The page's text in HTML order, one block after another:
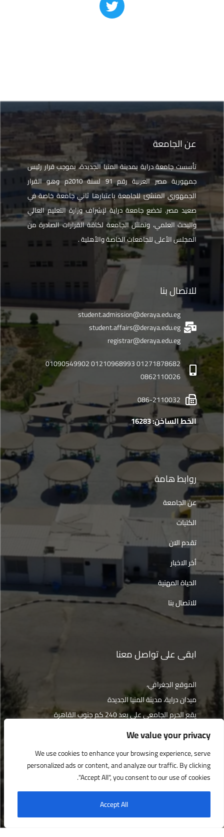
We value your privacy
We use cookies to enhance your browsing experience, serve
personalized ads or content, and analyze our traffic. By clicking
"Accept All", you consent to our use of cookies.
Accept All
عن الجامعة
تأسست جامعة دراية بمدينة المنيا الجديدة، بموجب قرار رئيس
جمهورية مصر العربية رقم 91 لسنة 2010م وهو القرار
الجمهوري المنشئ للجامعة باعتبارها ثاني جامعة خاصة في
صعيد مصر. تخضع جامعة دراية لإشراف وزارة التعليم العالي
والبحث العلمي، وتمتثل الجامعة لكافة القرارات الصادرة من
المجلس الأعلى للجامعات الخاصة والأهلية .
للاتصال بنا
student.admission@deraya.edu.eg
student.affairs@deraya.edu.eg
registrar@deraya.edu.eg
01271878682 01210968993 01090549902
0862110026
086-2110032
الخط الساخن: 16283
روابط هامة
عن الجامعة
الكليات
تقدم الان
أخر الاخبار
الحياة المهنية
للاتصال بنا
ابقى على تواصل معنا
الموقع الجغرافي،
ميدان دراية، مدينة المنيا الجديدة
يقع الحرم الجامعي على بعد 240 كم جنوب القاهرة
الإتجاهات
جميع الحقوق محفوظة © جامعة دراية 2022